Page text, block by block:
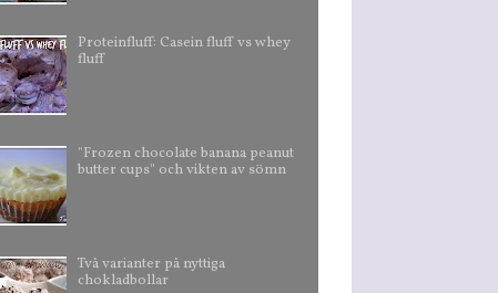
Proteinfluff: Casein fluff vs whey
fluff
"Frozen chocolate banana peanut
butter cups" och vikten av sömn
Två varianter på nyttiga
chokladbollar